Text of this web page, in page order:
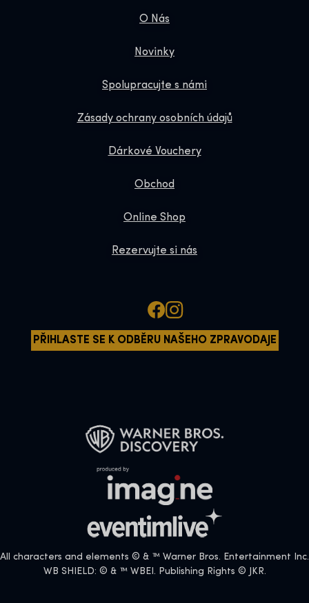
O Nás
Novinky
Spolupracujte s námi
Zásady ochrany osobních údajů
Dárkové Vouchery
Obchod
Online Shop
Rezervujte si nás
PŘIHLASTE SE K ODBĚRU NAŠEHO ZPRAVODAJE
All characters and elements © & ™ Warner Bros. Entertainment Inc.
WB SHIELD: © & ™ WBEI. Publishing Rights © JKR.